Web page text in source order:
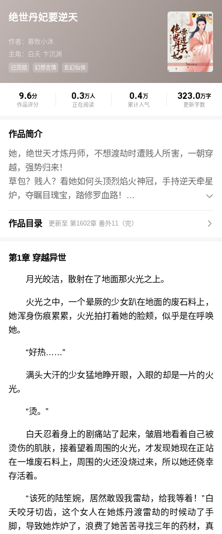
绝世丹妃要逆天
作者：慕牧小沐
主角：白夭 卞沉渊
已完结 幻想言情 玄幻仙侠
9.6分
作品评分
0.3万人
正在阅读
0.4万
累计人气
323.0万字
更新字数
作品简介
她，绝世天才炼丹师，不想渡劫时遭贱人所害，一朝穿
越，强势归来！
草包？贱人？看她如何头顶烈焰火神冠，手持逆天牵星
炉，夺瞩目瑰宝，踏修罗血路！
无耻师尊强买强卖：“小徒儿快来救我呀~”
她只冷漠表示：“你们，该吃药了！”
某男唇畔轻勾道：“怎么舍得取你神丹，应该娶你才
对。”

作品目录 更新至 第1602章 番外11（完） 
第1章 穿越异世
月光皎洁，散射在了地面那火光之上。
火光之中，一个晕厥的少女趴在地面的废石料上，
她浑身伤痕累累，火光拍打着她的脸颊，似乎是在呼唤
她。
“好热……”
满头大汗的少女猛地睁开眼，入眼的却是一片的火
光。
“烫。”
白夭忍着身上的剧痛站了起来，皱眉地看着自己被
烫伤的肌肤，接着望着周围的火光，才发现她现在正站
在一堆废石料上，周围的火还没烧过来，所以她还侥幸
存活着。
“该死的陆笙婉，居然敢毁我雷劫，给我等着！”白
夭咬牙切齿，这个女人在她炼丹渡雷劫的时候动了手
脚，导致她炸炉了，浪费了她苦苦寻找三年的药材，真